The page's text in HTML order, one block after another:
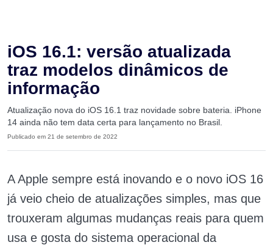
iOS 16.1: versão atualizada
traz modelos dinâmicos de
informação
Atualização nova do iOS 16.1 traz novidade sobre bateria. iPhone
14 ainda não tem data certa para lançamento no Brasil.
Publicado em 21 de setembro de 2022
A Apple sempre está inovando e o novo iOS 16
já veio cheio de atualizações simples, mas que
trouxeram algumas mudanças reais para quem
usa e gosta do sistema operacional da